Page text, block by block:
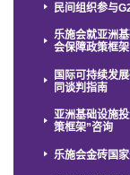
民间组织参与
乐施会就亚洲
会保障政策框
国际可持续发
同谈判指南
亚洲基础设施
策框架”咨询
乐施会金砖国